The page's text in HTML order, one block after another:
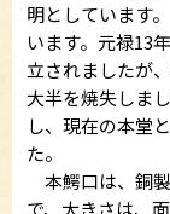
明としています
います。元禄13
立されましたが
大半を焼失しま
し、現在の本堂
た。
本鰐口は、銅
で、大きさは、